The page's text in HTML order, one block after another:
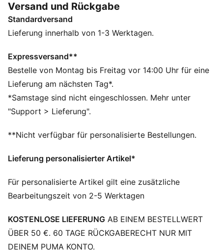
wohin dein Tag dich führt.
FEATURES + VORTEILE
Aus 100 % recyceltem Material, Besatz und Deko sind
DETAILS
Passform: Relaxed
Hauptmaterial: Ripstop
Verstellbare Kordelzüge an den Beinen
Länge: Regulär
Bundhöhe: Mittel
Taschen: Nahttasche, Cargotaschen
Versand und Rückgabe
Standardversand
Lieferung innerhalb von 1-3 Werktagen.
Expressversand**
Bestelle von Montag bis Freitag vor 14:00 Uhr für eine
Lieferung am nächsten Tag*.
*Samstage sind nicht eingeschlossen. Mehr unter
"Support > Lieferung".
**Nicht verfügbar für personalisierte Bestellungen.
Lieferung personalisierter Artikel*
Für personalisierte Artikel gilt eine zusätzliche
Bearbeitungszeit von 2-5 Werktagen
KOSTENLOSE LIEFERUNG AB EINEM BESTELLWERT
ÜBER 50 €. 60 TAGE RÜCKGABERECHT NUR MIT
DEINEM PUMA KONTO.